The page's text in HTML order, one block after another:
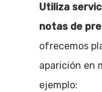
Utiliza
notas de
ofrecemos
aparición en
ejemplo: